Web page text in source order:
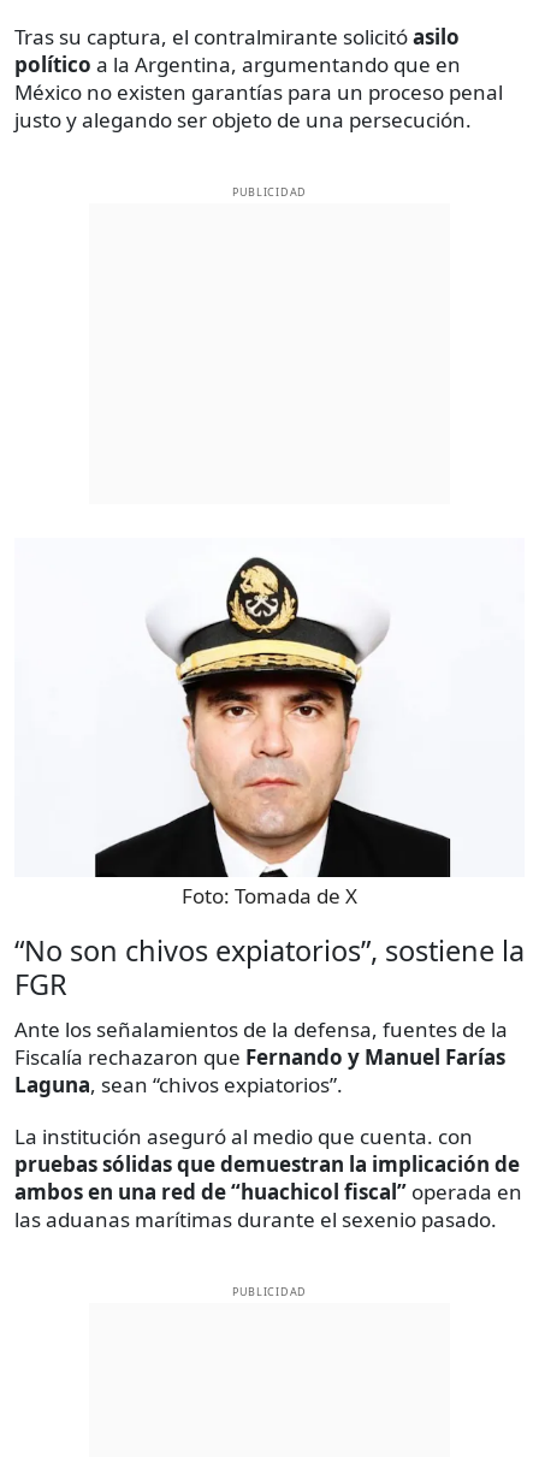
Tras su captura, el contralmirante solicitóasilo
político a la Argentina, argumentando que en
México no existen garantías para un proceso penal
justo y alegando ser objeto de una persecución.
PUBLICIDAD
Foto: Tomada de X
“No son chivos expiatorios”, sostiene la
FGR
Ante los señalamientos de la defensa, fuentes de la
Fiscalía rechazaron que Fernando y Manuel Farías
Laguna, sean “chivos expiatorios”.
La institución aseguró al medio que cuenta. con
pruebas sólidas que demuestran la implicación de
ambos en una red de “huachicol fiscal” operada en
las aduanas marítimas durante el sexenio pasado.
PUBLICIDAD